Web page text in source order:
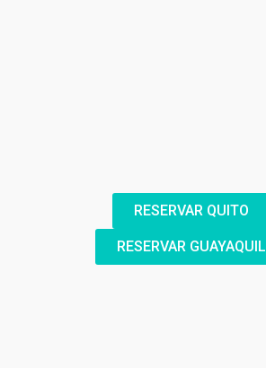
RESERVAR QUITO
RESERVAR GUAYAQUIL